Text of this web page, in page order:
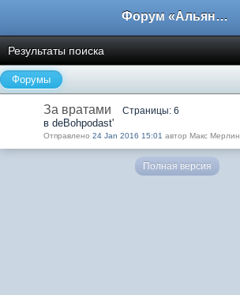
Форум «Альянса вольных переводчиков»
Результаты поиска
Форумы
За вратами Страницы: 6
в deBohpodast'
Отправлено 24 Jan 2016 15:01 автор Макс Мерлин
Полная версия